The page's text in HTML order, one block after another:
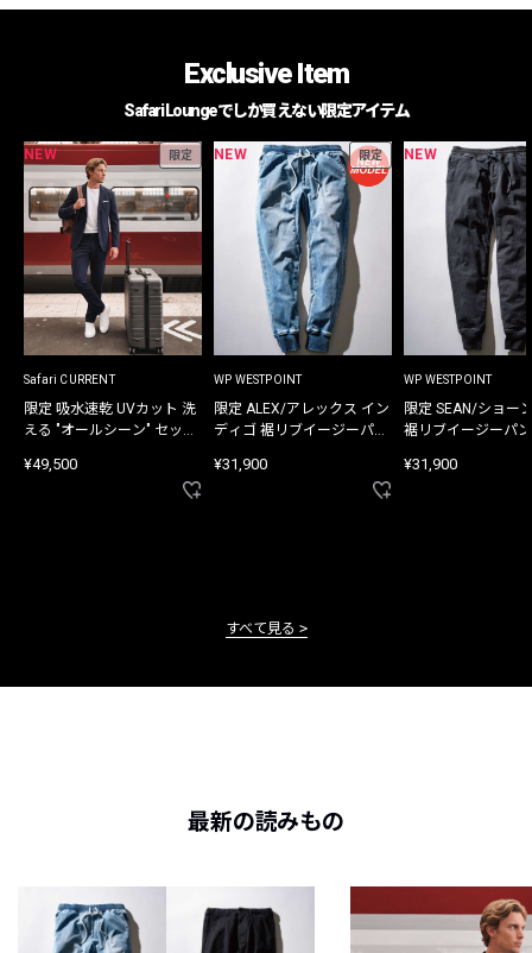
Exclusive Item
Safari Loungeでしか買えない限定アイテム
NEW 限定
Safari CURRENT
限定 吸水速乾 UVカット 洗
える "オールシーン" セット
¥49,500
NEW 限定
WP WESTPOINT
限定 ALEX/アレックス イン
ディゴ 裾リブイージーパン
¥31,900
NEW
WP WESTPOINT
限定 SEAN/ショー
裾リブイージーパ
¥31,900
すべて見る
最新の読みもの